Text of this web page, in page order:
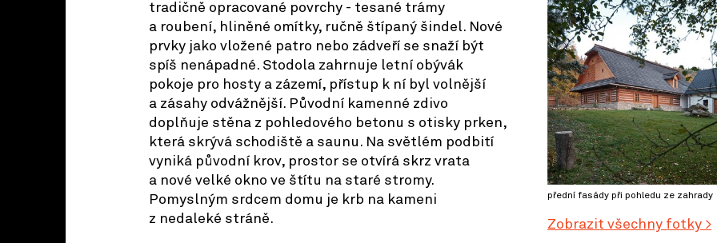
tradičně opracované povrchy - tesané trámy
a roubení, hliněné omítky, ručně štípaný šindel. Nové
prvky jako vložené patro nebo zádveří se snaží být
spíš nenápadné. Stodola zahrnuje letní obývák
pokoje pro hosty a zázemí, přístup k ní byl volnější
a zásahy odvážnější. Původní kamenné zdivo
doplňuje stěna z pohledového betonu s otisky prken,
která skrývá schodiště a saunu. Na světlém podbití
vyniká původní krov, prostor se otvírá skrz vrata
a nové velké okno ve štítu na staré stromy.
Pomyslným srdcem domu je krb na kameni
z nedaleké stráně.
přední fasády při pohledu ze zahrady
Zobrazit všechny fotky >